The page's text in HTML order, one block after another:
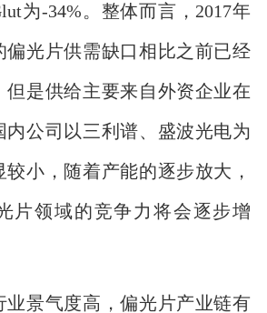
为-34%。整体而言，2017年
偏光片供需缺口相比之前已经
但是供给主要来自外资企业在
内公司以三利谱、盛波光电为
小，随着产能的逐步放大，
片领域的竞争力将会逐步增
景气度高，偏光片产业链有